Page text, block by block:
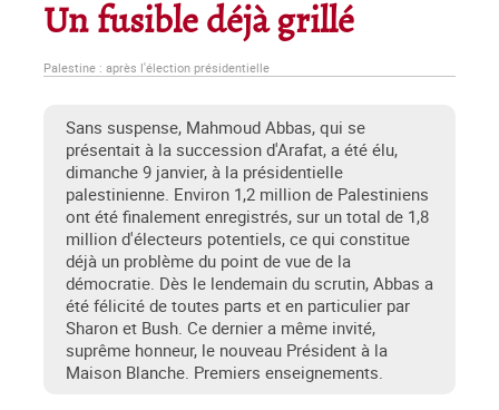
Un fusible déjà grillé
Palestine : après l'élection présidentielle
Sans suspense, Mahmoud Abbas, qui se
présentait à la succession d'Arafat, a été élu,
dimanche 9 janvier, à la présidentielle
palestinienne. Environ 1,2 million de Palestiniens
ont été finalement enregistrés, sur un total de 1,8
million d'électeurs potentiels, ce qui constitue
déjà un problème du point de vue de la
démocratie. Dès le lendemain du scrutin, Abbas a
été félicité de toutes parts et en particulier par
Sharon et Bush. Ce dernier a même invité,
suprême honneur, le nouveau Président à la
Maison Blanche. Premiers enseignements.